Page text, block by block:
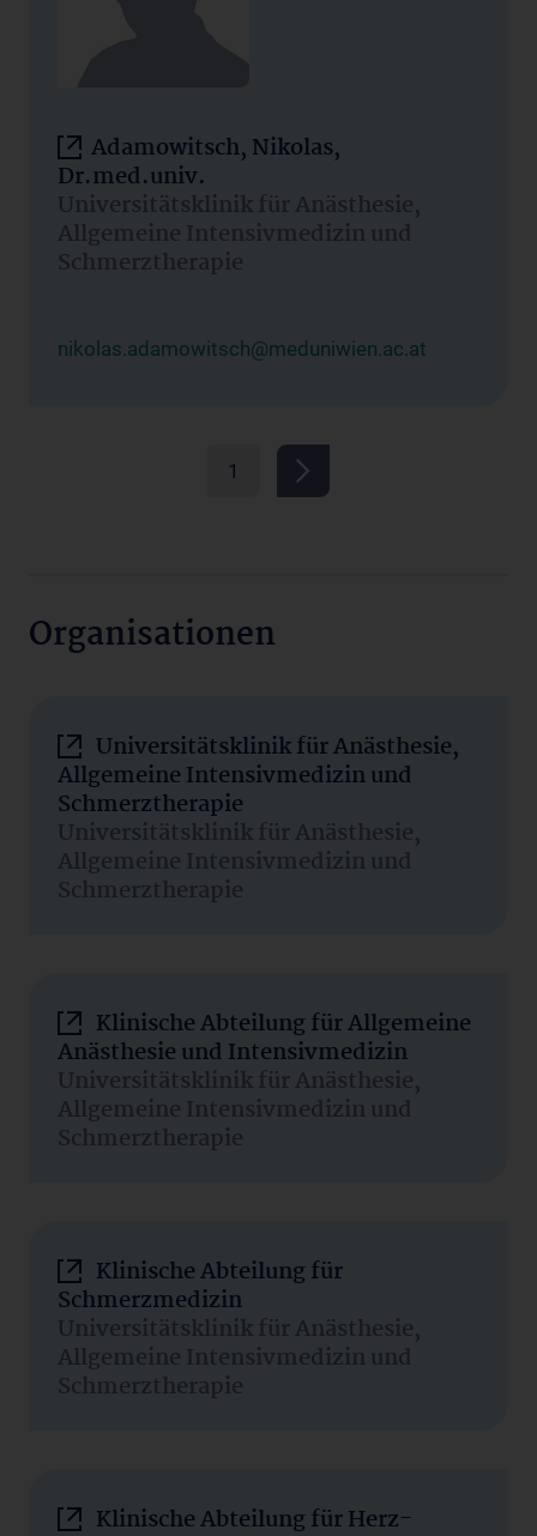
Adamowitsch, Nikolas,
Dr.med.univ.
Universitätsklinik für Anästhesie,
Allgemeine Intensivmedizin und
Schmerztherapie
nikolas.adamowitsch@meduniwien.ac.at
1
Organisationen
Universitätsklinik für Anästhesie,
Allgemeine Intensivmedizin und
Schmerztherapie
Universitätsklinik für Anästhesie,
Allgemeine Intensivmedizin und
Schmerztherapie
Klinische Abteilung für Allgemeine
Anästhesie und Intensivmedizin
Universitätsklinik für Anästhesie,
Allgemeine Intensivmedizin und
Schmerztherapie
Klinische Abteilung für
Schmerzmedizin
Universitätsklinik für Anästhesie,
Allgemeine Intensivmedizin und
Schmerztherapie
Klinische Abteilung für Herz-